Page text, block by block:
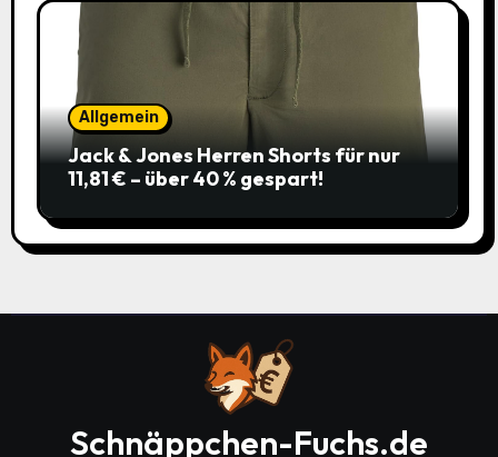
Allgemein
Jack & Jones Herren Shorts für nur
11,81 € – über 40 % gespart!
Schnäppchen-Fuchs.de